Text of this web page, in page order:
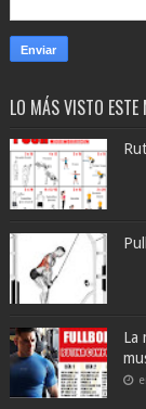
LO MÁS VISTO ESTE
La